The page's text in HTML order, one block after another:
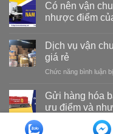
Có nên vận
nhược điểm
Dịch vụ vận
giá rẻ
Chức năng bình luận
Gửi hàng hóa
ưu điểm và